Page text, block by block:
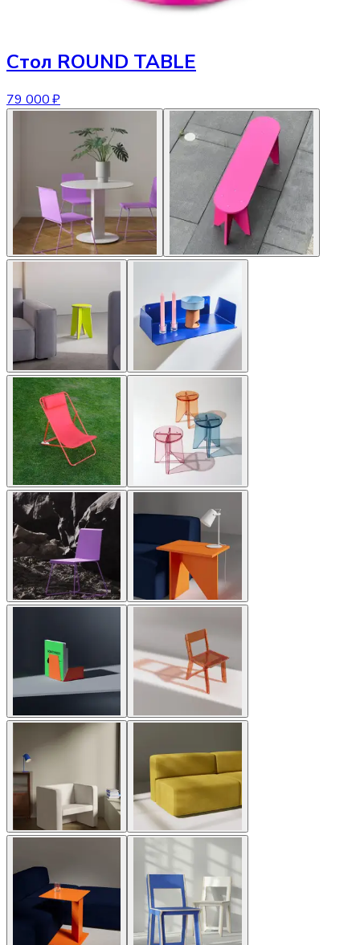
Стол ROUND TABLE
79 000 ₽